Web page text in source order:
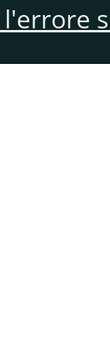
l'errore